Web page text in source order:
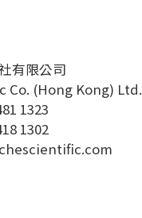
有限公司
Co. (Hong Kong) Ltd.
1323
1302